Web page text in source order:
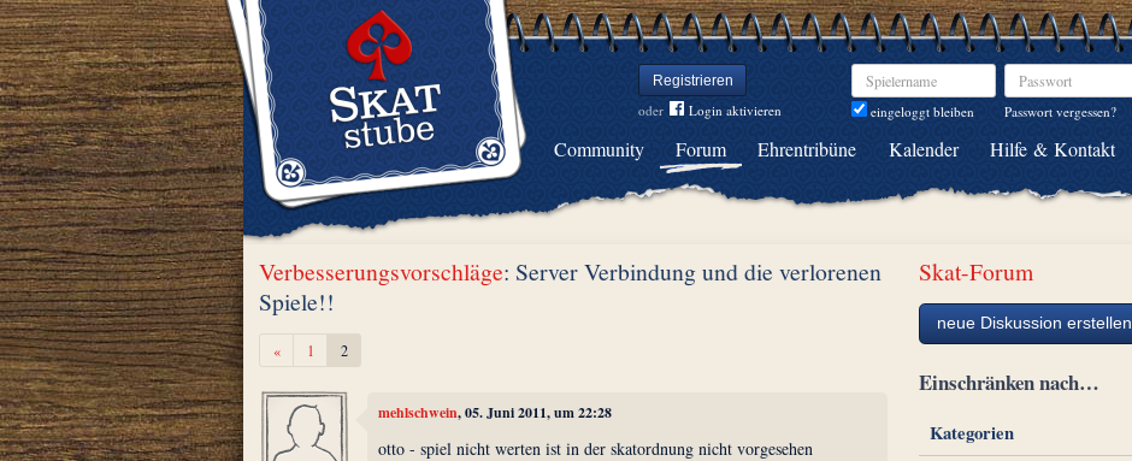
Registrieren
oder Login aktivieren
Spielername
eingeloggt bleiben
Passwort
Passwort vergessen?
Community Forum Ehrentribüne Kalender Hilfe & Kontakt
Verbesserungsvorschläge: Server Verbindung und die verlorenen
Spiele!!
«Zurück1 2
mehlschwein, 05. Juni 2011, um 22:28
otto - spiel nicht werten ist in der skatordnung nicht vorgesehen
Skat-Forum
neue Diskussion erstellen
Einschränken nach…
Kategorien